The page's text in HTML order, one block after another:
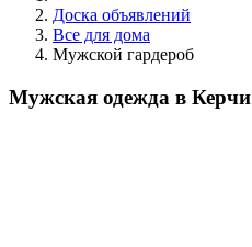
Доска объявлений
Все для дома
Мужской гардероб
Мужская одежда в Керчи